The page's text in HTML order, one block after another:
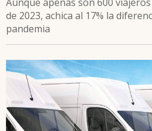
de 2023, achica al 17% la
pandemia